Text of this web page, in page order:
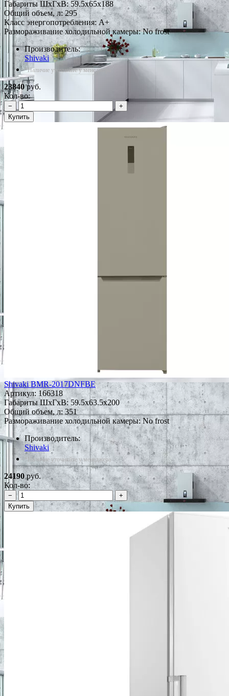
Габариты ШxГxВ: 59.5x65x188
Общий объем, л: 295
Класс энергопотребления: A+
Размораживание холодильной камеры: No frost
Производитель:
Shivaki
*Наличие уточняйте у менеджера
23840руб.
Кол-во:
−
+
Купить
Shivaki BMR-2017DNFBE
Артикул:166318
Габариты ШxГxВ: 59.5x63.5x200
Общий объем, л: 351
Размораживание холодильной камеры: No frost
Производитель:
Shivaki
*Наличие уточняйте у менеджера
24190руб.
Кол-во:
−
+
Купить